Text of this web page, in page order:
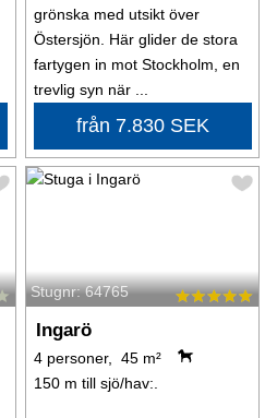
grönska med utsikt över
Östersjön. Här glider de stora
fartygen in mot Stockholm, en
trevlig syn när ...
från 7.830 SEK
Stugnr: 64765
Ingarö
4 personer, 45 m²
150 m till sjö/hav:.